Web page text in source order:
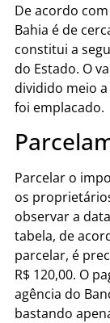
De acordo
Bahia é de
constitui a
do Estado. O
dividido meio
foi emplacado.
Parcelar o
os
observar a
tabela, de
parcelar, é
R$ 120,00. O
agência do
bastando